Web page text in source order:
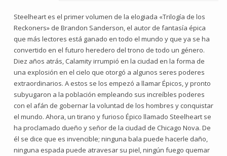
Steelheart es el primer volumen de la elogiada «Trilogía de los
Reckoners» de Brandon Sanderson, el autor de fantasía épica
que más lectores está ganado en todo el mundo y que ya se ha
convertido en el futuro heredero del trono de todo un género.
Diez años atrás, Calamity irrumpió en la ciudad en la forma de
una explosión en el cielo que otorgó a algunos seres poderes
extraordinarios. A estos se los empezó a llamar Épicos, y pronto
subyugaron a la población empleando sus increíbles poderes
con el afán de gobernar la voluntad de los hombres y conquistar
el mundo. Ahora, un tirano y furioso Épico llamado Steelheart se
ha proclamado dueño y señor de la ciudad de Chicago Nova. De
él se dice que es invencible; ninguna bala puede hacerle daño,
ninguna espada puede atravesar su piel, ningún fuego quemar